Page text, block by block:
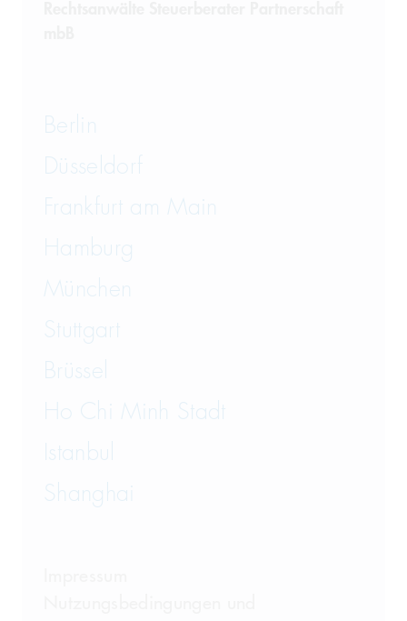
Berlin
Düsseldorf
Frankfurt am Main
Hamburg
München
Stuttgart
Brüssel
Ho Chi Minh Stadt
Istanbul
Shanghai